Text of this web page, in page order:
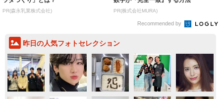
PR(森永乳業株式会社) PR(株式会社MURA)
Recommended by
昨日の人気フォトセレクション